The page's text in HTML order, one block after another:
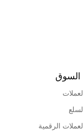
السوق
الرقمية